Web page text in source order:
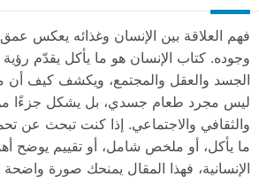
فهم العلاقة بين الإنسان وغذائه يعكس عمق
وجوده. كتاب الإنسان هو ما يأكل يقدّم
الجسد والعقل والمجتمع، ويكشف كيف أن
ليس مجرد طعام جسدي، بل يشكل جزءًا من
والثقافي والاجتماعي. إذا كنت تبحث عن
ما يأكل، أو ملخص شامل، أو تقييم يوضح
الإنسانية، فهذا المقال يمنحك صورة